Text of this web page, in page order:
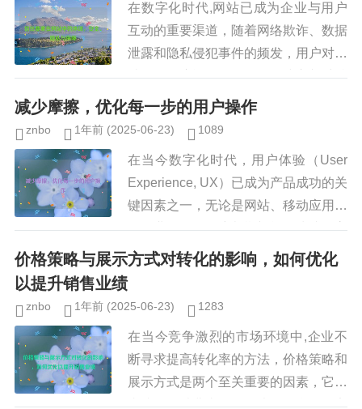
在数字化时代,网站已成为企业与用户
互动的重要渠道，随着网络欺诈、数据
泄露和隐私侵犯事件的频发，用户对网
站的信任度逐渐降低，如何建立并维持
用户的信任，成为网站运营者必须解决
减少摩擦，优化每一步的用户操作
znbo 1年前 (2025-06-23) 1089
在当今数字化时代，用户体验（User
Experience, UX）已成为产品成功的关
键因素之一，无论是网站、移动应用还
是企业软件，用户都期望能够快速、高
效地完成任务，许多产品在设计过程中
价格策略与展示方式对转化的影响，如何优化
以提升销售业绩
znbo 1年前 (2025-06-23) 1283
在当今竞争激烈的市场环境中,企业不
断寻求提高转化率的方法，价格策略和
展示方式是两个至关重要的因素，它们
直接影响消费者的购买决策，合理的定